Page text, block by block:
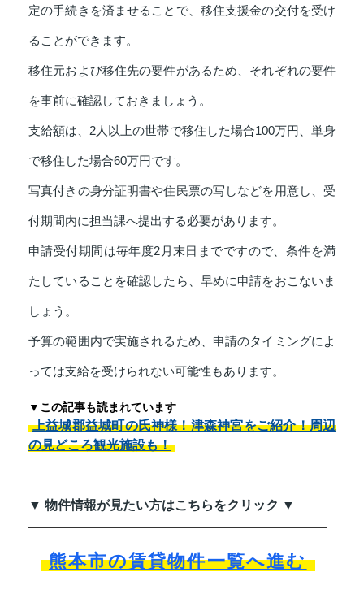
定の手続きを済ませることで、移住支援金の交付を受け
ることができます。
移住元および移住先の要件があるため、それぞれの要件
を事前に確認しておきましょう。
支給額は、2人以上の世帯で移住した場合100万円、単身
で移住した場合60万円です。
写真付きの身分証明書や住民票の写しなどを用意し、受
付期間内に担当課へ提出する必要があります。
申請受付期間は毎年度2月末日までですので、条件を満
たしていることを確認したら、早めに申請をおこないま
しょう。
予算の範囲内で実施されるため、申請のタイミングによ
っては支給を受けられない可能性もあります。
▼この記事も読まれています
上益城郡益城町の氏神様！津森神宮をご紹介！周辺
の見どころ観光施設も！
▼ 物件情報が見たい方はこちらをクリック ▼
熊本市の賃貸物件一覧へ進む